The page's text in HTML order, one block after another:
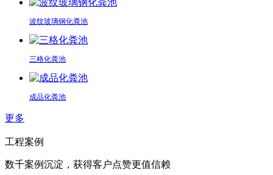
波纹玻璃钢化粪池
三格化粪池
成品化粪池
更多
工程案例
数千案例沉淀，获得客户点赞更值信赖